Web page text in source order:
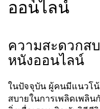
ออนไลน์
ความสะดวกส
หนังออนไลน์
ในปัจจุบัน ผู้คนมีแนวโ
สบายในการเพลิดเพลิ